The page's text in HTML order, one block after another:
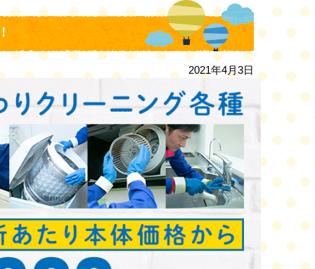
2021年4月3日